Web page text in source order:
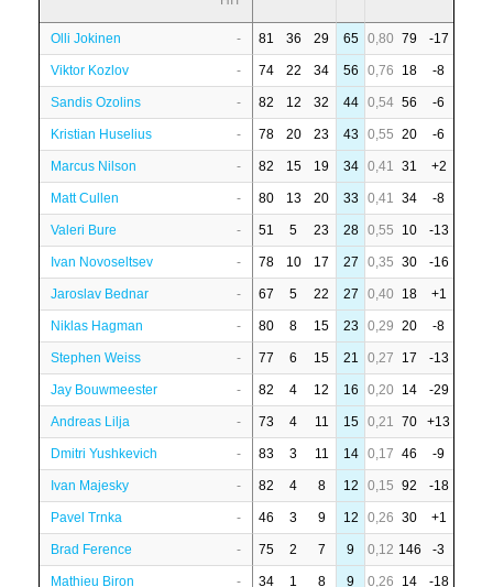
Olli Jokinen - 81 36 29 65 0,80 79 -17
Viktor Kozlov - 74 22 34 56 0,76 18 -8
Sandis Ozolins - 82 12 32 44 0,54 56 -6
Kristian Huselius - 78 20 23 43 0,55 20 -6
Marcus Nilson - 82 15 19 34 0,41 31 +2
Matt Cullen - 80 13 20 33 0,41 34 -8
Valeri Bure - 51 5 23 28 0,55 10 -13
Ivan Novoseltsev - 78 10 17 27 0,35 30 -16
Jaroslav Bednar - 67 5 22 27 0,40 18 +1
Niklas Hagman - 80 8 15 23 0,29 20 -8
Stephen Weiss - 77 6 15 21 0,27 17 -13
Jay Bouwmeester - 82 4 12 16 0,20 14 -29
Andreas Lilja - 73 4 11 15 0,21 70 +13
Dmitri Yushkevich - 83 3 11 14 0,17 46 -9
Ivan Majesky - 82 4 8 12 0,15 92 -18
Pavel Trnka - 46 3 9 12 0,26 30 +1
Brad Ference - 75 2 7 9 0,12 146 -3
Mathieu Biron - 34 1 8 9 0,26 14 -18